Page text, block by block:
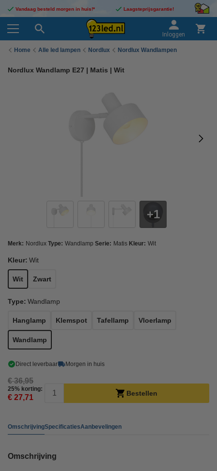
Vandaag besteld morgen in huis!* Laagsteprijsgarantie!
Inloggen
Home Alle led lampen Nordlux Nordlux Wandlampen
Nordlux Wandlamp E27 | Matis | Wit
1
Merk: Nordlux Type: Wandlamp Serie: Matis Kleur: Wit
Kleur: Wit
Wit Zwart
Type: Wandlamp
Hanglamp Klemspot Tafellamp Vloerlamp
Wandlamp
Direct leverbaar Morgen in huis
€ 36,95
25% korting:
€ 27,71 Bestellen
OmschrijvingSpecificatiesAanbevelingen
Omschrijving